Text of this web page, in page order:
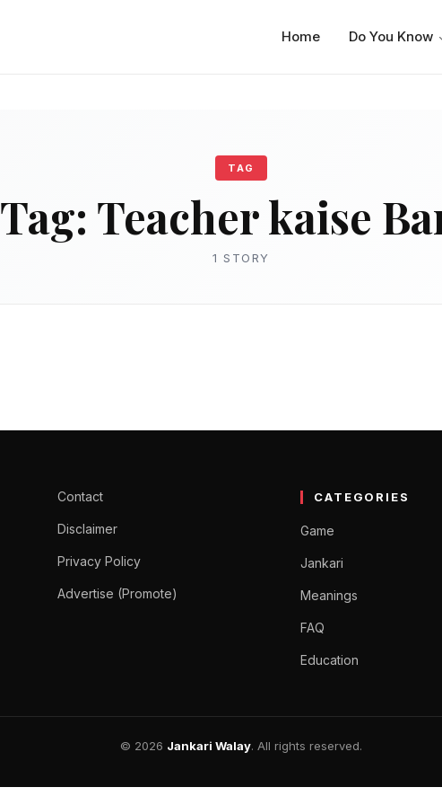
Home Do You Know
TAG
Tag: Teacher kaise
1 STORY
Contact
Disclaimer
Privacy Policy
Advertise (Promote)
CATEGORIES
Game
Jankari
Meanings
FAQ
Education
© 2026 Jankari Walay. All rights reserved.